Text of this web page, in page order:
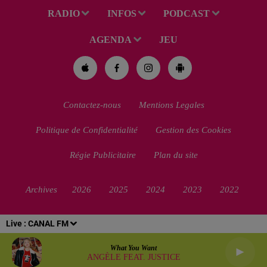
Live : CANAL FM
What You Want
ANGÈLE FEAT. JUSTICE
RADIO INFOS PODCAST
AGENDA JEU
Contactez-nous Mentions Legales
Politique de Confidentialité Gestion des Cookies
Régie Publicitaire Plan du site
Archives 2026 2025 2024 2023 2022